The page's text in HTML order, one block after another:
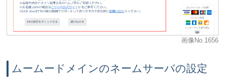
画像No.1656
ムームードメインのネームサーバの設定